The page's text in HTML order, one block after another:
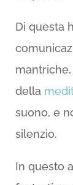
Di questa
della
suono, e
silenzio.
In questo